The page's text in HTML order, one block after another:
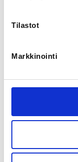
Tilastot
Markkinointi
Oulu
Kiipeily
ADDITIONAL